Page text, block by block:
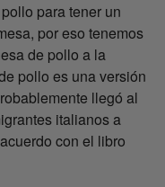
para tener un
por eso tenemos
de pollo a la
pollo es una versión
llegó al
italianos a
con el libro